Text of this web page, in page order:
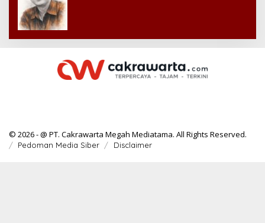
© 2026 - @ PT. Cakrawarta Megah Mediatama. All Rights Reserved.
Pedoman Media Siber Disclaimer